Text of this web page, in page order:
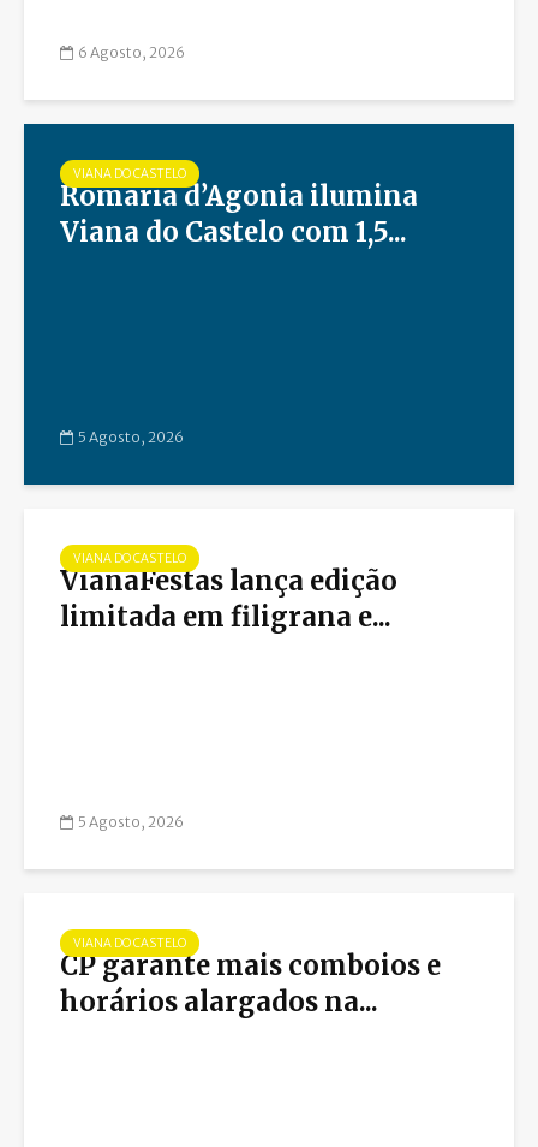
6 Agosto, 2026
VIANA DO CASTELO
Romaria d’Agonia ilumina
Viana do Castelo com 1,5...
5 Agosto, 2026
VIANA DO CASTELO
VianaFestas lança edição
limitada em filigrana e...
5 Agosto, 2026
VIANA DO CASTELO
CP garante mais comboios e
horários alargados na...